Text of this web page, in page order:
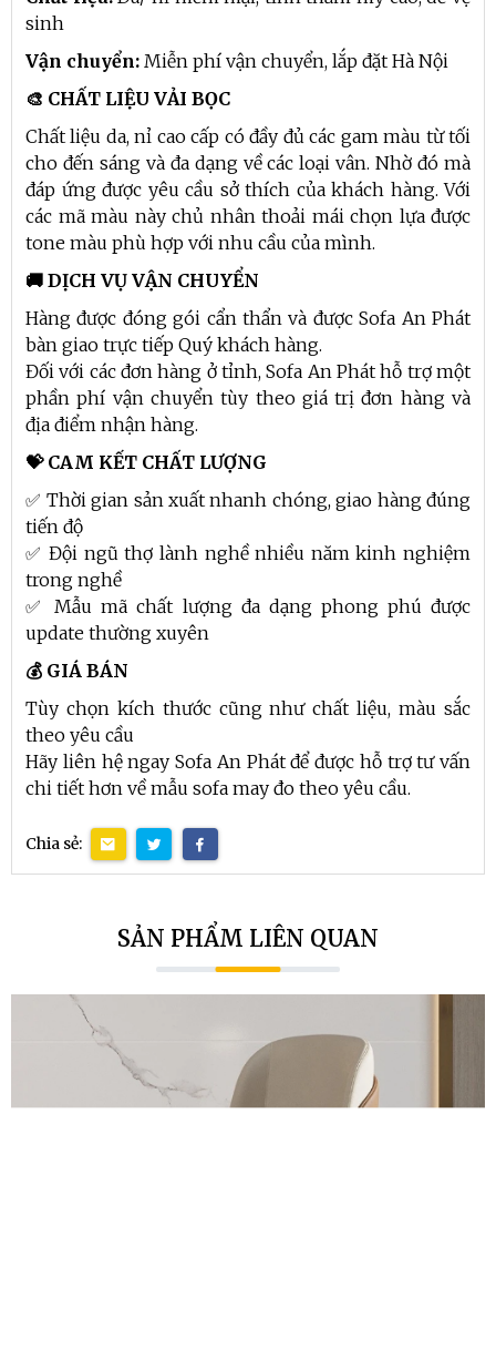
sinh
Vận chuyển: Miễn phí vận chuyển, lắp đặt Hà Nội
🎨 CHẤT LIỆU VẢI BỌC
Chất liệu da, nỉ cao cấp có đầy đủ các gam màu từ tối
cho đến sáng và đa dạng về các loại vân. Nhờ đó mà
đáp ứng được yêu cầu sở thích của khách hàng. Với
các mã màu này chủ nhân thoải mái chọn lựa được
tone màu phù hợp với nhu cầu của mình.
🚚 DỊCH VỤ VẬN CHUYỂN
Hàng được đóng gói cẩn thẩn và được Sofa An Phát
bàn giao trực tiếp Quý khách hàng.
Đối với các đơn hàng ở tỉnh, Sofa An Phát hỗ trợ một
phần phí vận chuyển tùy theo giá trị đơn hàng và
địa điểm nhận hàng.
💝 CAM KẾT CHẤT LƯỢNG
✅ Thời gian sản xuất nhanh chóng, giao hàng đúng
tiến độ
✅ Đội ngũ thợ lành nghề nhiều năm kinh nghiệm
trong nghề
✅ Mẫu mã chất lượng đa dạng phong phú được
update thường xuyên
💰 GIÁ BÁN
Tùy chọn kích thước cũng như chất liệu, màu sắc
theo yêu cầu
Hãy liên hệ ngay Sofa An Phát để được hỗ trợ tư vấn
chi tiết hơn về mẫu sofa may đo theo yêu cầu.
Chia sẻ:
SẢN PHẨM LIÊN QUAN